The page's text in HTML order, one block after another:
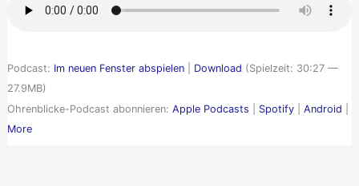
Hörspiel
Töne,
Tango,
Tinnitus
Podcast: Im neuen Fenster abspielen| Download (Spielzeit: 30:27 —
27.9MB)
Ohrenblicke-Podcast abonnieren: Apple Podcasts Spotify| Android
More